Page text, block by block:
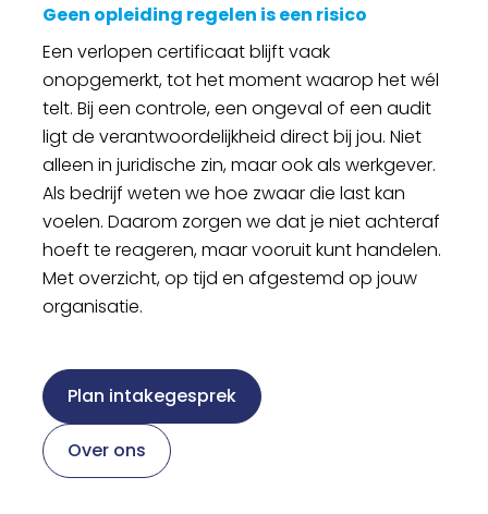
Geen opleiding regelen is een risico
Een verlopen certificaat blijft vaak
onopgemerkt, tot het moment waarop het wél
telt. Bij een controle, een ongeval of een audit
ligt de verantwoordelijkheid direct bij jou. Niet
alleen in juridische zin, maar ook als werkgever.
Als bedrijf weten we hoe zwaar die last kan
voelen. Daarom zorgen we dat je niet achteraf
hoeft te reageren, maar vooruit kunt handelen.
Met overzicht, op tijd en afgestemd op jouw
organisatie.
Plan intakegesprek
Over ons